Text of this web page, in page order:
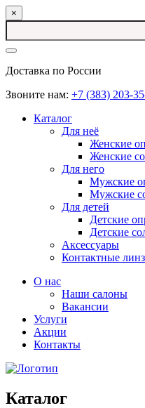
×
Доставка по России
Звоните нам: +7 (383) 203-
Каталог
Для неё
Женские
Женские
Для него
Мужские
Мужские
Для детей
Детские
Детские
Аксессуары
Контактные
О нас
Наши салоны
Вакансии
Услуги
Акции
Контакты
Каталог